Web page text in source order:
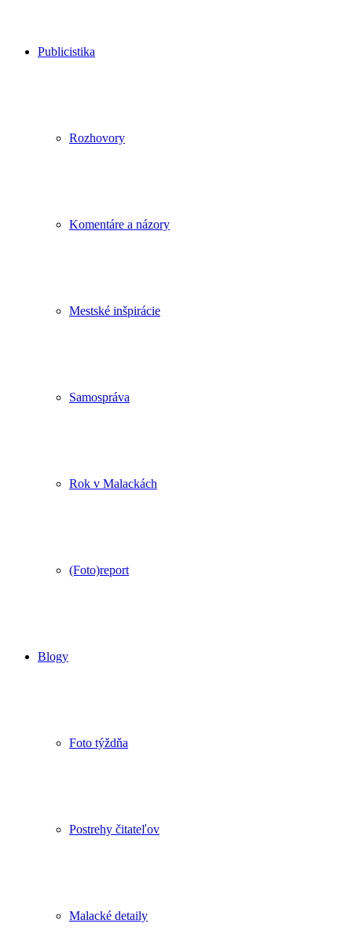
Publicistika
Rozhovory
Komentáre a názory
Mestské inšpirácie
Samospráva
Rok v Malackách
(Foto)report
Blogy
Foto týždňa
Postrehy čitateľov
Malacké detaily